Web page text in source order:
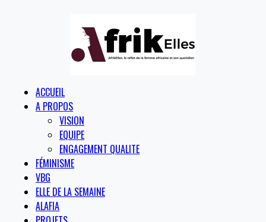
ACCUEIL
A PROPOS
VISION
EQUIPE
ENGAGEMENT QUALITE
FÉMINISME
VBG
ELLE DE LA SEMAINE
ALAFIA